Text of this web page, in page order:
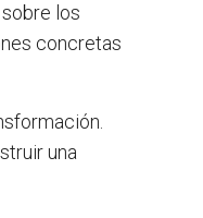
los
concretas
una